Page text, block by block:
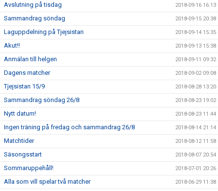
Avslutning på tisdag 2018-09-16 16:13
Sammandrag söndag 2018-09-15 20:38
Laguppdelning på Tjejsistan 2018-09-14 15:35
Akut!! 2018-09-13 15:38
Anmälan till helgen 2018-09-11 09:32
Dagens matcher 2018-09-02 09:08
Tjejsistan 15/9 2018-08-28 13:20
Sammandrag söndag 26/8 2018-08-23 19:02
Nytt datum! 2018-08-23 11:44
Ingen träning på fredag och sammandrag 26/8 2018-08-14 21:14
Matchtider 2018-08-12 11:58
Säsongsstart 2018-08-07 20:54
Sommaruppehåll! 2018-07-01 20:26
Alla som vill spelar två matcher 2018-06-29 11:38